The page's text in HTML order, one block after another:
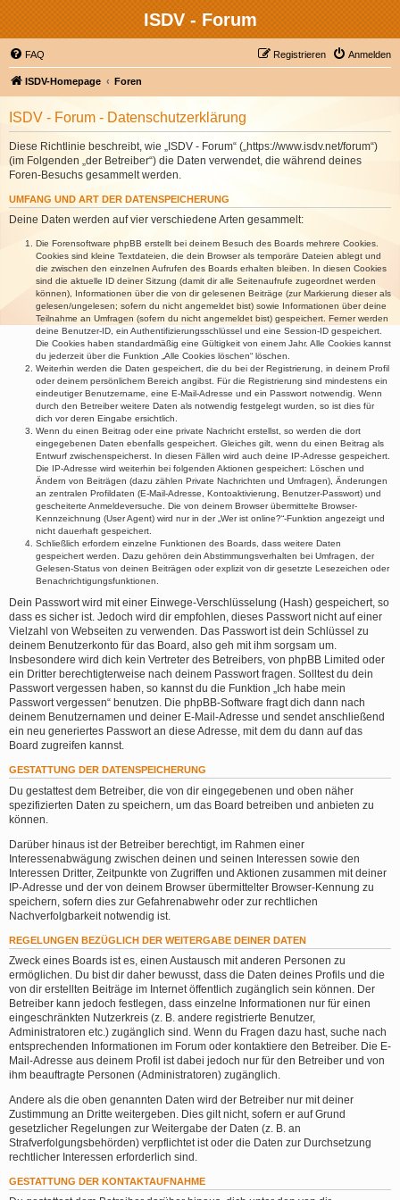
ISDV - Forum
FAQ Anmelden
Registrieren
ISDV-Homepage Foren
ISDV - Forum - Datenschutzerklärung
Diese Richtlinie beschreibt, wie „ISDV - Forum“ („https://www.isdv.net/forum“)
(im Folgenden „der Betreiber“) die Daten verwendet, die während deines
Foren-Besuchs gesammelt werden.
UMFANG UND ART DER DATENSPEICHERUNG
Deine Daten werden auf vier verschiedene Arten gesammelt:
Die Forensoftware phpBB erstellt bei deinem Besuch des Boards mehrere Cookies.
Cookies sind kleine Textdateien, die dein Browser als temporäre Dateien ablegt und
die zwischen den einzelnen Aufrufen des Boards erhalten bleiben. In diesen Cookies
sind die aktuelle ID deiner Sitzung (damit dir alle Seitenaufrufe zugeordnet werden
können), Informationen über die von dir gelesenen Beiträge (zur Markierung dieser als
gelesen/ungelesen; sofern du nicht angemeldet bist) sowie Informationen über deine
Teilnahme an Umfragen (sofern du nicht angemeldet bist) gespeichert. Ferner werden
deine Benutzer-ID, ein Authentifizierungsschlüssel und eine Session-ID gespeichert.
Die Cookies haben standardmäßig eine Gültigkeit von einem Jahr. Alle Cookies kannst
du jederzeit über die Funktion „Alle Cookies löschen“ löschen.
Weiterhin werden die Daten gespeichert, die du bei der Registrierung, in deinem Profil
oder deinem persönlichem Bereich angibst. Für die Registrierung sind mindestens ein
eindeutiger Benutzername, eine E-Mail-Adresse und ein Passwort notwendig. Wenn
durch den Betreiber weitere Daten als notwendig festgelegt wurden, so ist dies für
dich vor deren Eingabe ersichtlich.
Wenn du einen Beitrag oder eine private Nachricht erstellst, so werden die dort
eingegebenen Daten ebenfalls gespeichert. Gleiches gilt, wenn du einen Beitrag als
Entwurf zwischenspeicherst. In diesen Fällen wird auch deine IP-Adresse gespeichert.
Die IP-Adresse wird weiterhin bei folgenden Aktionen gespeichert: Löschen und
Ändern von Beiträgen (dazu zählen Private Nachrichten und Umfragen), Änderungen
an zentralen Profildaten (E-Mail-Adresse, Kontoaktivierung, Benutzer-Passwort) und
gescheiterte Anmeldeversuche. Die von deinem Browser übermittelte Browser-
Kennzeichnung (User Agent) wird nur in der „Wer ist online?“-Funktion angezeigt und
nicht dauerhaft gespeichert.
Schließlich erfordern einzelne Funktionen des Boards, dass weitere Daten
gespeichert werden. Dazu gehören dein Abstimmungsverhalten bei Umfragen, der
Gelesen-Status von deinen Beiträgen oder explizit von dir gesetzte Lesezeichen oder
Benachrichtigungsfunktionen.
Dein Passwort wird mit einer Einwege-Verschlüsselung (Hash) gespeichert, so
dass es sicher ist. Jedoch wird dir empfohlen, dieses Passwort nicht auf einer
Vielzahl von Webseiten zu verwenden. Das Passwort ist dein Schlüssel zu
deinem Benutzerkonto für das Board, also geh mit ihm sorgsam um.
Insbesondere wird dich kein Vertreter des Betreibers, von phpBB Limited oder
ein Dritter berechtigterweise nach deinem Passwort fragen. Solltest du dein
Passwort vergessen haben, so kannst du die Funktion „Ich habe mein
Passwort vergessen“ benutzen. Die phpBB-Software fragt dich dann nach
deinem Benutzernamen und deiner E-Mail-Adresse und sendet anschließend
ein neu generiertes Passwort an diese Adresse, mit dem du dann auf das
Board zugreifen kannst.
GESTATTUNG DER DATENSPEICHERUNG
Du gestattest dem Betreiber, die von dir eingegebenen und oben näher
spezifizierten Daten zu speichern, um das Board betreiben und anbieten zu
können.
Darüber hinaus ist der Betreiber berechtigt, im Rahmen einer
Interessenabwägung zwischen deinen und seinen Interessen sowie den
Interessen Dritter, Zeitpunkte von Zugriffen und Aktionen zusammen mit deiner
IP-Adresse und der von deinem Browser übermittelter Browser-Kennung zu
speichern, sofern dies zur Gefahrenabwehr oder zur rechtlichen
Nachverfolgbarkeit notwendig ist.
REGELUNGEN BEZÜGLICH DER WEITERGABE DEINER DATEN
Zweck eines Boards ist es, einen Austausch mit anderen Personen zu
ermöglichen. Du bist dir daher bewusst, dass die Daten deines Profils und die
von dir erstellten Beiträge im Internet öffentlich zugänglich sein können. Der
Betreiber kann jedoch festlegen, dass einzelne Informationen nur für einen
eingeschränkten Nutzerkreis (z. B. andere registrierte Benutzer,
Administratoren etc.) zugänglich sind. Wenn du Fragen dazu hast, suche nach
entsprechenden Informationen im Forum oder kontaktiere den Betreiber. Die E-
Mail-Adresse aus deinem Profil ist dabei jedoch nur für den Betreiber und von
ihm beauftragte Personen (Administratoren) zugänglich.
Andere als die oben genannten Daten wird der Betreiber nur mit deiner
Zustimmung an Dritte weitergeben. Dies gilt nicht, sofern er auf Grund
gesetzlicher Regelungen zur Weitergabe der Daten (z. B. an
Strafverfolgungsbehörden) verpflichtet ist oder die Daten zur Durchsetzung
rechtlicher Interessen erforderlich sind.
GESTATTUNG DER KONTAKTAUFNAHME